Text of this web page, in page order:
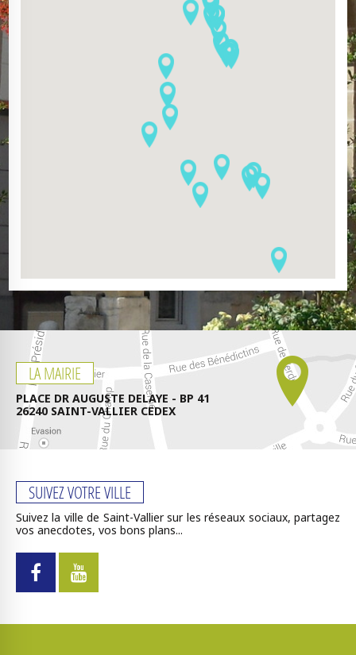
LA MAIRIE
PLACE DR AUGUSTE DELAYE - BP 41
26240 SAINT-VALLIER CEDEX
SUIVEZ VOTRE VILLE
Suivez la ville de Saint-Vallier sur les réseaux sociaux, partagez
vos anecdotes, vos bons plans...